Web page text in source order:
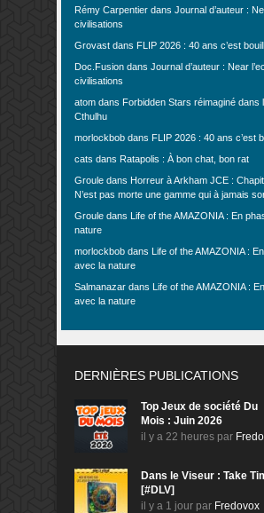
Rémy Carpentier dans Journal d’auteur :
civilisations
Grovast dans FLIP 2026 : 40 ans c’est
Doc.Fusion dans Journal d’auteur : Near
civilisations
atom dans Forbidden Stars réimaginé dans
Cthulhu
morlockbob dans FLIP 2026 : 40 ans c’est
cats dans Ratapolis : À bon chat, bon rat
Groule dans Horreur à Arkham JCE :
N’est pas morte une gamme qui à jamais
Groule dans Life of the AMAZONIA : En
nature
morlockbob dans Life of the AMAZONIA :
avec la nature
Salmanazar dans Life of the AMAZONIA :
avec la nature
DERNIÈRES PUBLICATIONS
Top Jeux de société Du
Mois : Juin 2026
il y a 22 heures par
Dans le Viseur : Take
[#DLV]
il y a 1 jour par Fredovox